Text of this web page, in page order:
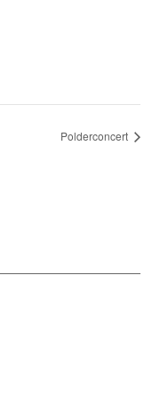
Polderconcert